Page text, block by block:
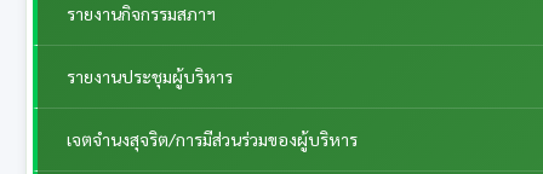
รายงานกิจกรรมสภาฯ
รายงานประชุมผู้บริหาร
เจตจำนงสุจริต/การมีส่วนร่วมของผู้บริหาร